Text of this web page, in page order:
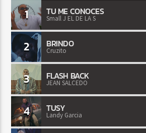
1 TU ME CONOCES
Small J EL DE LA S
2 BRINDO
Cruzito
3 FLASH BACK
JEAN SALCEDO
4 TUSY
Landy Garcia